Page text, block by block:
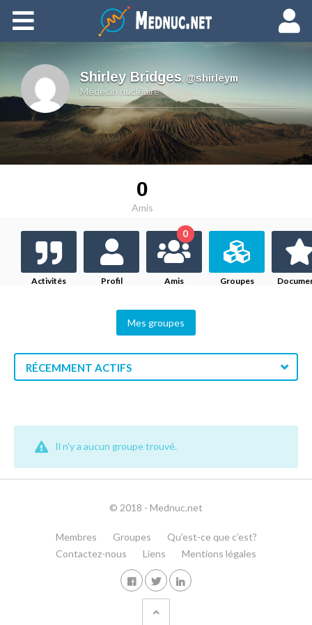
Ajouter du contenu
Shirley Bridges, @shirleym
Médecin nucléaire
0
Amis
Activités Profil Amis
0
Groupes
Mes groupes
RÉCEMMENT ACTIFS
Il n'y a aucun groupe trouvé.
© 2018 - Mednuc.net
Membres Groupes
Qu’est-ce que c’est?
Contactez-nous
Liens Mentions légales